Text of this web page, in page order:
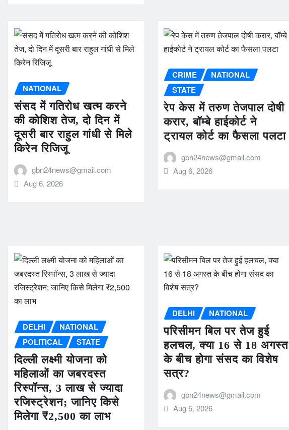
NATIONAL
संसद में गतिरोध खत्म करने
की कोशिश तेज, दो दिन में
दूसरी बार राहुल गांधी से मिले
किरेन रिजिजू
gbn24news@gmail.com
Aug 6, 2026
CRIME
NATIONAL
STATE
रेप केस में तरुण तेजपाल दोषी
करार, बॉम्बे हाईकोर्ट ने
ट्रायल कोर्ट का फैसला पलटा
gbn24news@gmail.com
Aug 6, 2026
DELHI
NATIONAL
POLITICAL
STATE
दिल्ली लक्ष्मी योजना को
महिलाओं का जबरदस्त
रिस्पॉन्स, 3 लाख से ज्यादा
रजिस्ट्रेशन; जानिए किसे
मिलेगा ₹2,500 का लाभ
DELHI NATIONAL
परिसीमन बिल पर तेज हुई
हलचल, क्या 16 से 18 अगस्त
के बीच होगा संसद का विशेष
सत्र?
gbn24news@gmail.com
Aug 5, 2026